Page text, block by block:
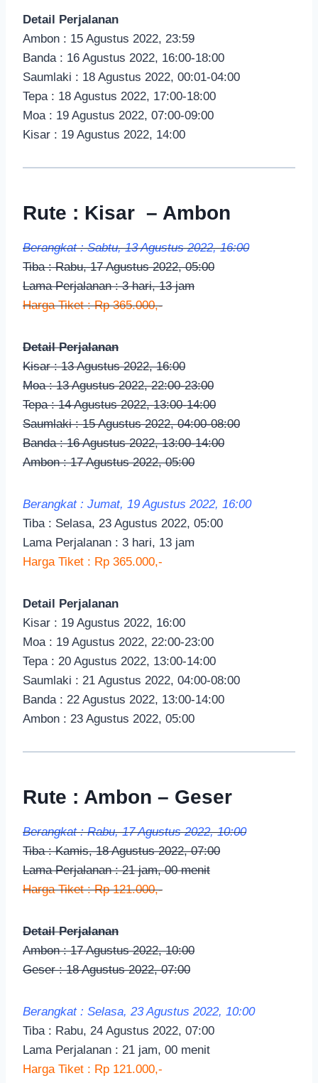
Detail Perjalanan
Ambon : 15 Agustus 2022, 23:59
Banda : 16 Agustus 2022, 16:00-18:00
Saumlaki : 18 Agustus 2022, 00:01-04:00
Tepa : 18 Agustus 2022, 17:00-18:00
Moa : 19 Agustus 2022, 07:00-09:00
Kisar : 19 Agustus 2022, 14:00
Rute : Kisar – Ambon
Berangkat : Sabtu, 13 Agustus 2022, 16:00
Tiba : Rabu, 17 Agustus 2022, 05:00
Lama Perjalanan : 3 hari, 13 jam
Harga Tiket : Rp 365.000,-
Detail Perjalanan
Kisar : 13 Agustus 2022, 16:00
Moa : 13 Agustus 2022, 22:00-23:00
Tepa : 14 Agustus 2022, 13:00-14:00
Saumlaki : 15 Agustus 2022, 04:00-08:00
Banda : 16 Agustus 2022, 13:00-14:00
Ambon : 17 Agustus 2022, 05:00
Berangkat : Jumat, 19 Agustus 2022, 16:00
Tiba : Selasa, 23 Agustus 2022, 05:00
Lama Perjalanan : 3 hari, 13 jam
Harga Tiket : Rp 365.000,-
Detail Perjalanan
Kisar : 19 Agustus 2022, 16:00
Moa : 19 Agustus 2022, 22:00-23:00
Tepa : 20 Agustus 2022, 13:00-14:00
Saumlaki : 21 Agustus 2022, 04:00-08:00
Banda : 22 Agustus 2022, 13:00-14:00
Ambon : 23 Agustus 2022, 05:00
Rute : Ambon – Geser
Berangkat : Rabu, 17 Agustus 2022, 10:00
Tiba : Kamis, 18 Agustus 2022, 07:00
Lama Perjalanan : 21 jam, 00 menit
Harga Tiket : Rp 121.000,-
Detail Perjalanan
Ambon : 17 Agustus 2022, 10:00
Geser : 18 Agustus 2022, 07:00
Berangkat : Selasa, 23 Agustus 2022, 10:00
Tiba : Rabu, 24 Agustus 2022, 07:00
Lama Perjalanan : 21 jam, 00 menit
Harga Tiket : Rp 121.000,-